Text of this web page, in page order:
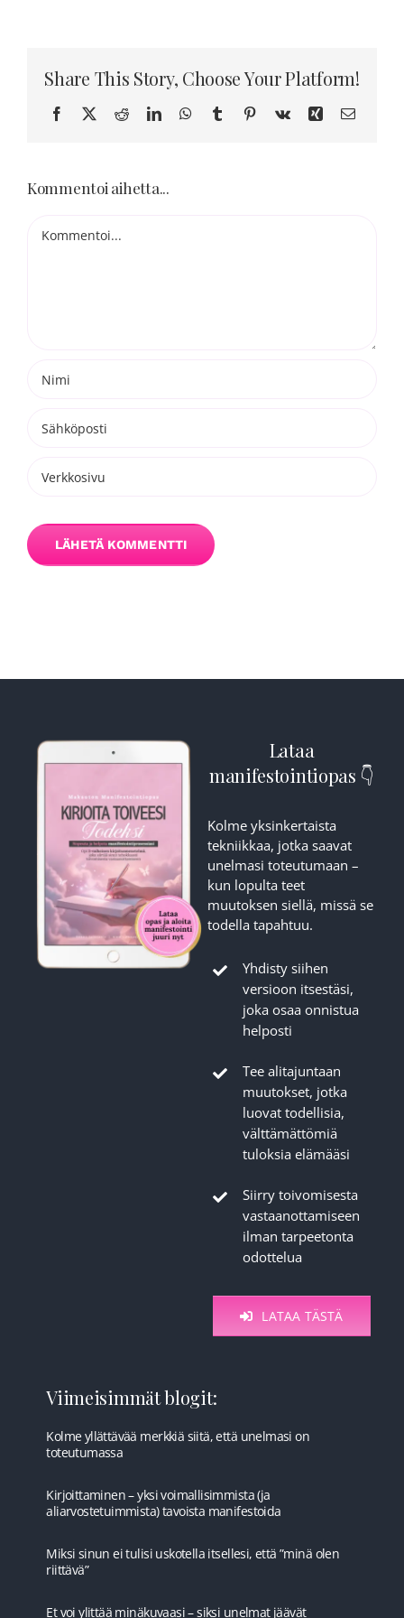
Yhteys
Share This Story, Choose Your Platform!
Facebook
X RedditLinkedInWhatsApp
TumblrPinterest
Vk Xing
Kommentoi aihetta...
Lataa
manifestointiopas 👇
Kolme yksinkertaista
tekniikkaa, jotka saavat
unelmasi toteutumaan –
kun lopulta teet
muutoksen siellä, missä se
todella tapahtuu.
Yhdisty siihen
versioon itsestäsi,
joka osaa onnistua
helposti
Tee alitajuntaan
muutokset, jotka
luovat todellisia,
välttämättömiä
tuloksia elämääsi
Siirry toivomisesta
vastaanottamiseen
ilman tarpeetonta
odottelua
LATAA TÄSTÄ
Viimeisimmät blogit:
Kolme yllättävää merkkiä siitä, että unelmasi on
toteutumassa
Kirjoittaminen – yksi voimallisimmista (ja
aliarvostetuimmista) tavoista manifestoida
Miksi sinun ei tulisi uskotella itsellesi, että ”minä olen
riittävä”
Et voi ylittää minäkuvaasi – siksi unelmat jäävät